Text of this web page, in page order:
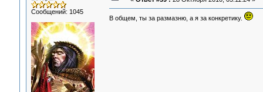
Сообщений: 1045
В общем, ты за размазню, а я за конкретику.